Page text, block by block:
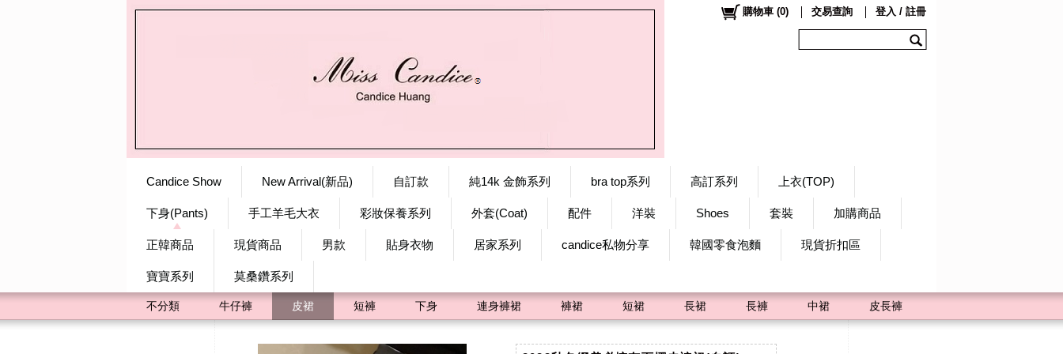
Candice Show New Arrival(新品) 自訂款 純14k 金飾系列 bra top系列 高訂系列 上衣(TOP)
下身(Pants) 手工羊毛大衣 彩妝保養系列 外套(Coat) 配件 洋裝 Shoes 套裝 加購商品
正韓商品 現貨商品 男款 貼身衣物 居家系列 candice私物分享 韓國零食泡麵 現貨折扣區
寶寶系列 莫桑鑽系列
購物車 (0) 交易查詢 登入 / 註冊
不分類 牛仔褲 皮裙 短褲 下身 連身褲裙 褲裙 短裙 長裙 長褲 中裙 皮長褲